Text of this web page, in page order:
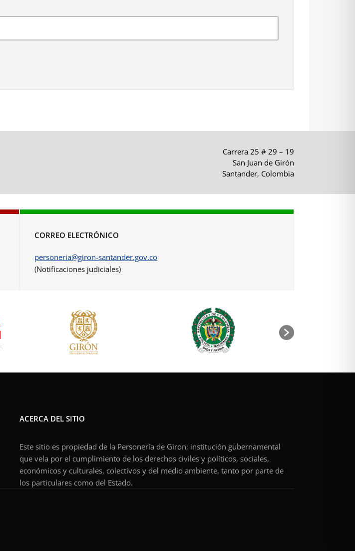
Carrera 25 # 29 – 19
San Juan de Girón
Santander, Colombia
CORREO ELECTRÓNICO
personeria@giron-santander.gov.co
(Notificaciones judiciales)
ACERCA DEL SITIO
Este sitio es propiedad de la Personería de Giron; institución gubernamental
que vela por el cumplimiento de los derechos civiles y políticos, sociales,
económicos y culturales, colectivos y del medio ambiente, tanto por parte de
los particulares como del Estado.